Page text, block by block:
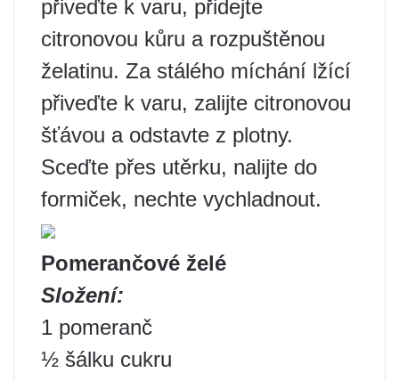
přiveďte k varu, přidejte
citronovou kůru a rozpuštěnou
želatinu. Za stálého míchání lžící
přiveďte k varu, zalijte citronovou
šťávou a odstavte z plotny.
Sceďte přes utěrku, nalijte do
formiček, nechte vychladnout.
Pomerančové želé
Složení:
1 pomeranč
½ šálku cukru